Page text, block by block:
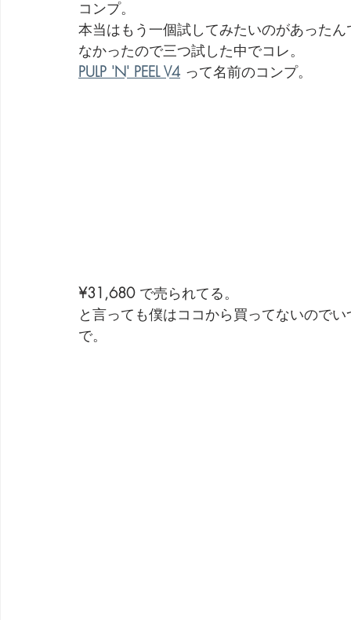
コンプ。
本当はもう一個試してみたいのがあった
なかったので三つ試した中でコレ。
PULP 'N' PEEL V4 って名前のコンプ。
¥31,680 で売られてる。
と言っても僕はココから買ってないので
で。